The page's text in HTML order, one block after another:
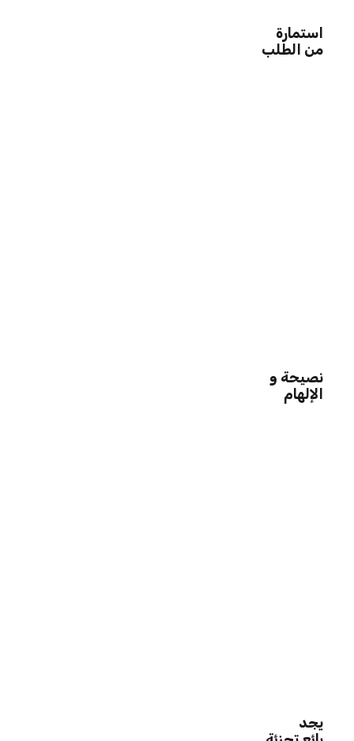
استمارة
من الطلب
نصيحة و
الإلهام
يجد